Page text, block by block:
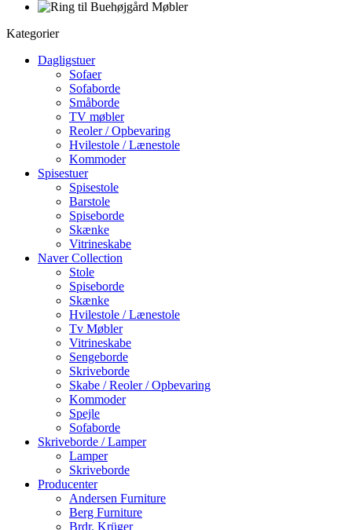
Kategorier
Dagligstuer
Sofaer
Sofaborde
Småborde
TV møbler
Reoler / Opbevaring
Hvilestole / Lænestole
Kommoder
Spisestuer
Spisestole
Barstole
Spiseborde
Skænke
Vitrineskabe
Naver Collection
Stole
Spiseborde
Skænke
Hvilestole / Lænestole
Tv Møbler
Vitrineskabe
Sengeborde
Skriveborde
Skabe / Reoler / Opbevaring
Kommoder
Spejle
Sofaborde
Skriveborde / Lamper
Lamper
Skriveborde
Producenter
Andersen Furniture
Berg Furniture
Brdr. Krüger